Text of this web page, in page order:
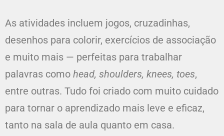
As atividades incluem jogos, cruzadinhas,
desenhos para colorir, exercícios de associação
e muito mais — perfeitas para trabalhar
palavras como head, shoulders, knees, toes,
entre outras. Tudo foi criado com muito cuidado
para tornar o aprendizado mais leve e eficaz,
tanto na sala de aula quanto em casa.